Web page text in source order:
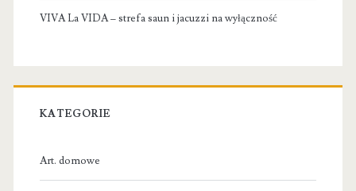
VIVA La VIDA – strefa saun i jacuzzi na wyłączność
KATEGORIE
Art. domowe